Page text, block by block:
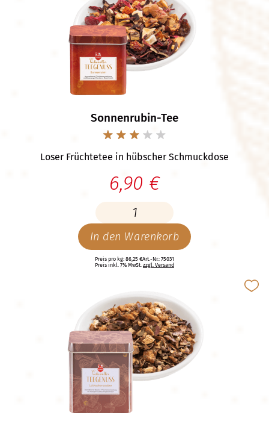
Sonnenrubin-Tee
Loser Früchtetee in hübscher Schmuckdose
6,90 €
In den Warenkorb
Preis pro kg: 86,25 €Art.-Nr.: 75031
Preis inkl. 7% MwSt. zzgl. Versand